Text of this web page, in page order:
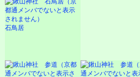
石鳥居